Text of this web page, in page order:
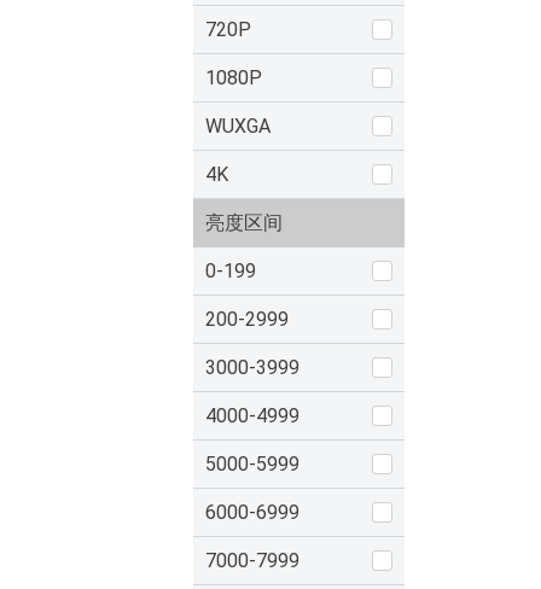
720P
1080P
WUXGA
4K
亮度区间
0-199
200-2999
3000-3999
4000-4999
5000-5999
6000-6999
7000-7999